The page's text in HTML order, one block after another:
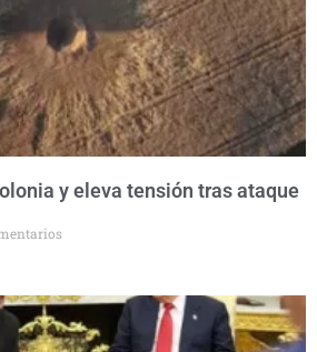
y eleva tensión tras ataque